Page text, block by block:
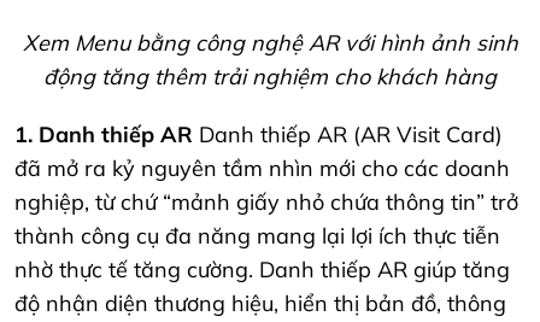
Xem Menu bằng công nghệ AR với hình ảnh sinh
động tăng thêm trải nghiệm cho khách hàng
1. Danh thiếp AR Danh thiếp AR (AR Visit Card)
đã mở ra kỷ nguyên tầm nhìn mới cho các doanh
nghiệp, từ chứ “mảnh giấy nhỏ chứa thông tin” trở
thành công cụ đa năng mang lại lợi ích thực tiễn
nhờ thực tế tăng cường. Danh thiếp AR giúp tăng
độ nhận diện thương hiệu, hiển thị bản đồ, thông